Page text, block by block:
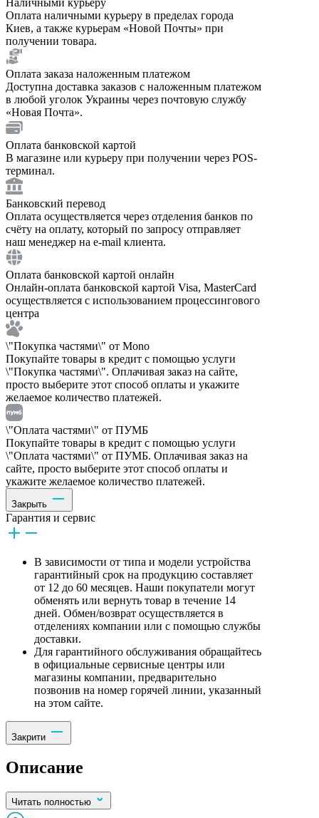
Оплата наличными курьеру в пределах города
Киев, а также курьерам «Новой Почты» при
получении товара.
Оплата заказа наложенным платежом
Доступна доставка заказов с наложенным платежом
в любой уголок Украины через почтовую службу
«Новая Почта».
Оплата банковской картой
В магазине или курьеру при получении через POS-
терминал.
Банковский перевод
Оплата осуществляется через отделения банков по
счёту на оплату, который по запросу отправляет
наш менеджер на e-mail клиента.
Оплата банковской картой онлайн
Онлайн-оплата банковской картой Visa, MasterCard
осуществляется с использованием процессингового
центра
\"Покупка частями\" от Mono
Покупайте товары в кредит с помощью услуги
\"Покупка частями\". Оплачивая заказ на сайте,
просто выберите этот способ оплаты и укажите
желаемое количество платежей.
\"Оплата частями\" от ПУМБ
Покупайте товары в кредит с помощью услуги
\"Оплата частями\" от ПУМБ. Оплачивая заказ на
сайте, просто выберите этот способ оплаты и
укажите желаемое количество платежей.
Закрыть
Гарантия и сервис
В зависимости от типа и модели устройства
гарантийный срок на продукцию составляет
от 12 до 60 месяцев. Наши покупатели могут
обменять или вернуть товар в течение 14
дней. Обмен/возврат осуществляется в
отделениях компании или с помощью службы
доставки.
Для гарантийного обслуживания обращайтесь
в официальные сервисные центры или
магазины компании, предварительно
позвонив на номер горячей линии, указанный
на этом сайте.
Закрити
Описание
Читать полностью